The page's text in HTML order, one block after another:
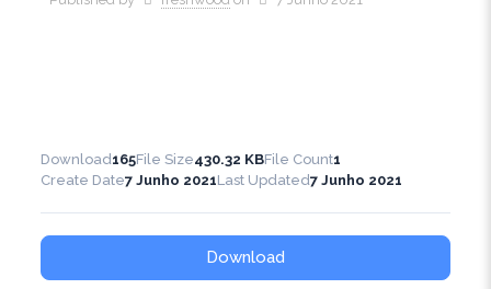
Download165File Size430.32 KBFile Count1
Create Date7 Junho 2021Last Updated7 Junho 2021
Download